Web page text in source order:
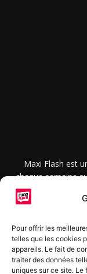
Pour offrir les
telles que les cookies
appareils. Le fait de
traiter des données
uniques sur ce site. Le
Maxi Flash est
chaque semaine
2015, dans les
2022, et à